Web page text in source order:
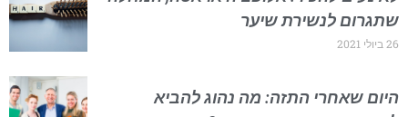
שתגרום לנשירת שיער
26 ביולי 2021
היום שאחרי התזה: מה נהוג להביא